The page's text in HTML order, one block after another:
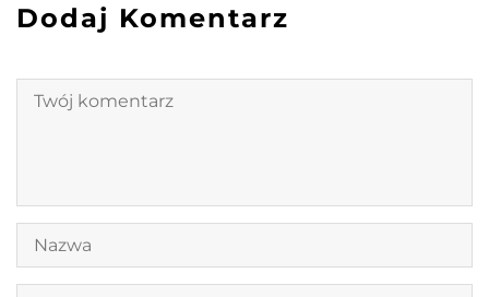
Dodaj Komentarz